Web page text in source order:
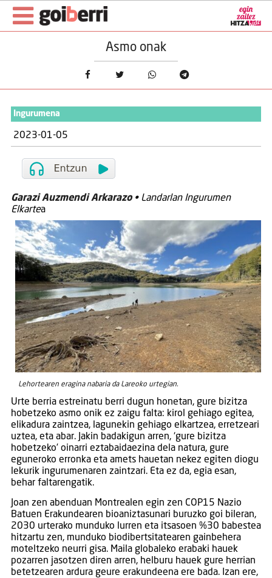
Asmo onak
Ingurumena
2023-01-05
Garazi Auzmendi Arkarazo• Landarlan Ingurumen
Elkartea
Lehortearen eragina nabaria da Lareoko urtegian.
Urte berria estreinatu berri dugun honetan, gure bizitza
hobetzeko asmo onik ez zaigu falta: kirol gehiago egitea,
elikadura zaintzea, lagunekin gehiago elkartzea, erretzeari
uztea, eta abar. Jakin badakigun arren, ‘gure bizitza
hobetzeko’ oinarri eztabaidaezina dela natura, gure
eguneroko erronka eta amets hauetan nekez egiten diogu
lekurik ingurumenaren zaintzari. Eta ez da, egia esan,
behar faltarengatik.
Joan zen abenduan Montrealen egin zen COP15 Nazio
Batuen Erakundearen bioaniztasunari buruzko goi bileran,
2030 urterako munduko lurren eta itsasoen %30 babestea
hitzartu zen, munduko biodibertsitatearen gainbehera
moteltzeko neurri gisa. Maila globaleko erabaki hauek
pozarren jasotzen diren arren, helburu hauek gure herrian
betetzearen ardura geure erakundeena ere bada. Izan ere,